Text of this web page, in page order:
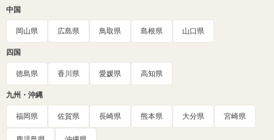
中国
岡山県 広島県 鳥取県 島根県 山口県
四国
徳島県 香川県 愛媛県 高知県
九州・沖縄
福岡県 佐賀県 長崎県 熊本県 大分県 宮崎県